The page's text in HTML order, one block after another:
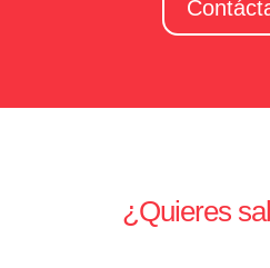
¿Quieres